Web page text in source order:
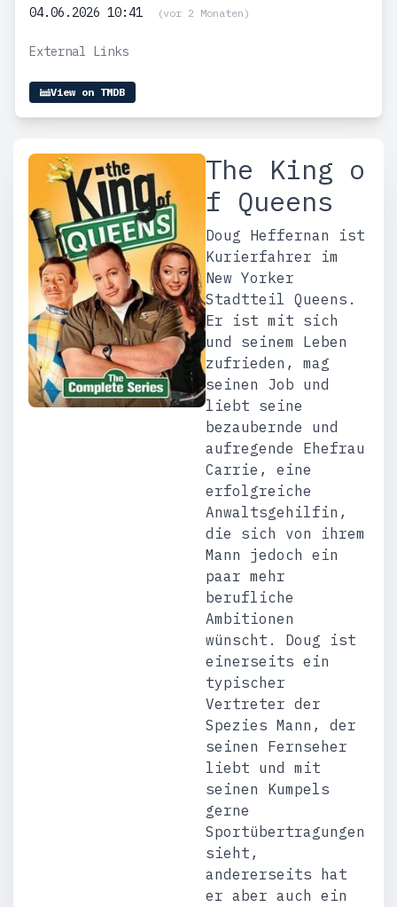
04.06.2026 10:41
(vor 2 Monaten)
External Links
View on TMDB
The King o
f Queens
Doug Heffernan ist
Kurierfahrer im
New Yorker
Stadtteil Queens.
Er ist mit sich
und seinem Leben
zufrieden, mag
seinen Job und
liebt seine
bezaubernde und
aufregende Ehefrau
Carrie, eine
erfolgreiche
Anwaltsgehilfin,
die sich von ihrem
Mann jedoch ein
paar mehr
berufliche
Ambitionen
wünscht. Doug ist
einerseits ein
typischer
Vertreter der
Spezies Mann, der
seinen Fernseher
liebt und mit
seinen Kumpels
gerne
Sportübertragungen
sieht,
andererseits hat
er aber auch ein